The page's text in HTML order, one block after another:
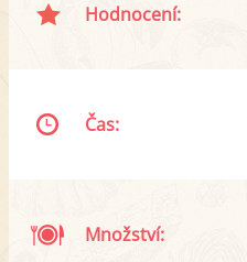
Hodnocení:
Čas:
Množství: